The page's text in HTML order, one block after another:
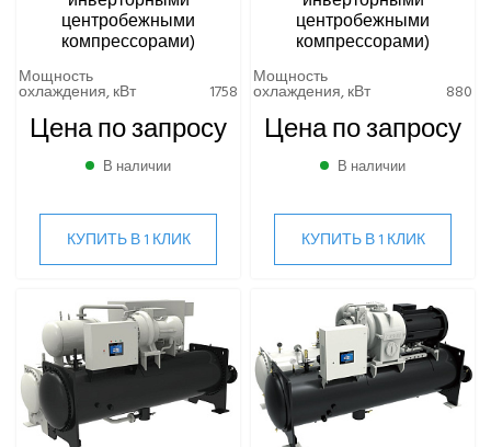
Чиллеры водяного охлаждения с двумя винтовыми
компрессорами
Чиллеры водяного охлаждения с инверторным
центробежным компрессором
Чиллеры водяного охлаждения с одним винтовым
компрессором
Чиллеры воздушного охлаждения
ВИННЫЕ ХОЛОДИЛЬНИКИ И ШКАФЫ
ПРЕЦИЗИОННЫЕ КОНДИЦИОНЕРЫ
ПРИТОЧНО-ВЫТЯЖНЫЕ УСТАНОВКИ
ПРИТОЧНЫЕ ОЧИСТИТЕЛИ ВОЗДУХА, БРИЗЕРЫ
ТИП ГИДРАВЛИЧЕСКОГО ПОДКЛЮЧЕНИЯ (ИСПАРИТЕЛЬ)
центробежными
компрессорами)
Мощность
охлаждения, кВт 1758
Цена по запросу
В наличии
КУПИТЬ В 1 КЛИК
центробежными
компрессорами)
Мощность
охлаждения, кВт 880
Цена по запросу
В наличии
КУПИТЬ В 1 КЛИК